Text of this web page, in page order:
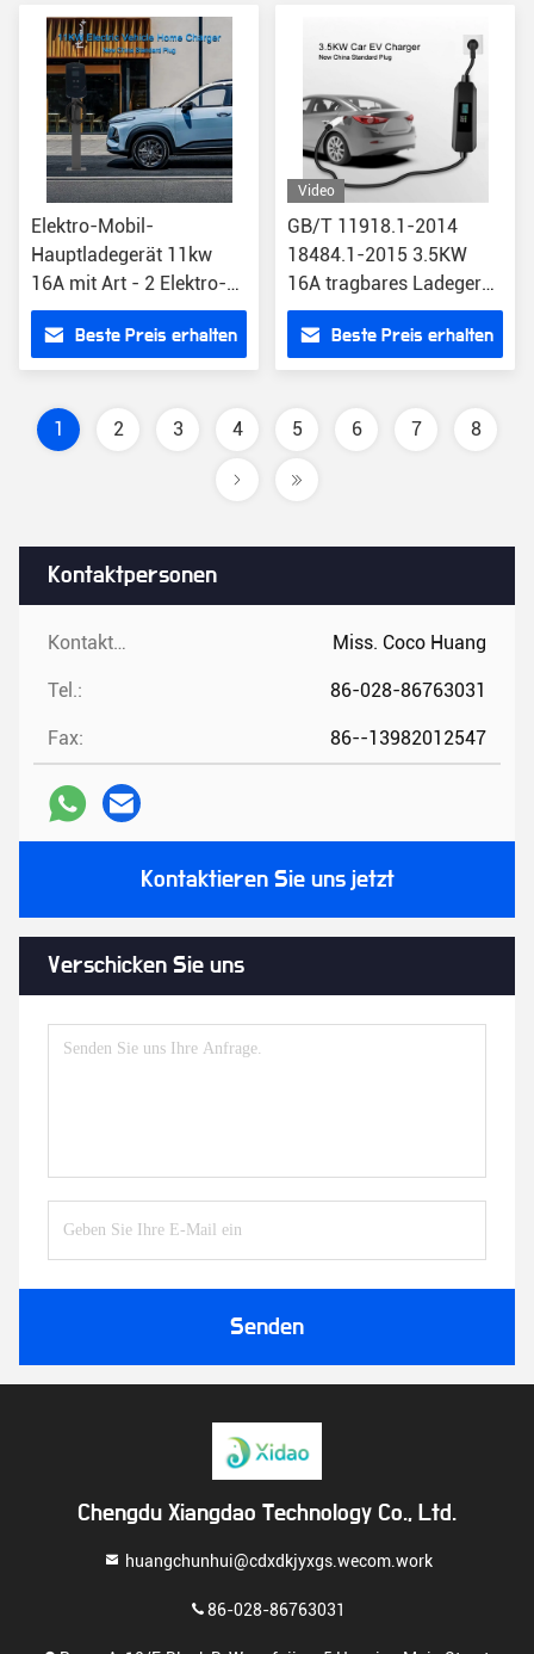
Kontaktpersonen
Kontaktpersonen: Miss. Coco Huang
Tel.: 86-028-86763031
Fax: 86--13982012547
Kontaktieren Sie uns jetzt
Verschicken Sie uns
Senden
Elektro-Mobil-
Hauptladegerät 11kw
16A mit Art - 2 Elektro-
Mobil GB/T
Beste Preis erhalten
Video
GB/T 11918.1-2014
18484.1-2015 3.5KW
16A tragbares Ladegerät
LCD Wechselstroms EV
Beste Preis erhalten
1 2 3 4 5 6 7 8
Chengdu Xiangdao Technology Co., Ltd.
huangchunhui@cdxdkjyxgs.wecom.work
86-028-86763031